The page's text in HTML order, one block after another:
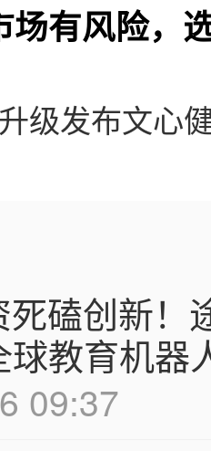
场有风险，
级发布文心
磕创新！
教育机器
09:37